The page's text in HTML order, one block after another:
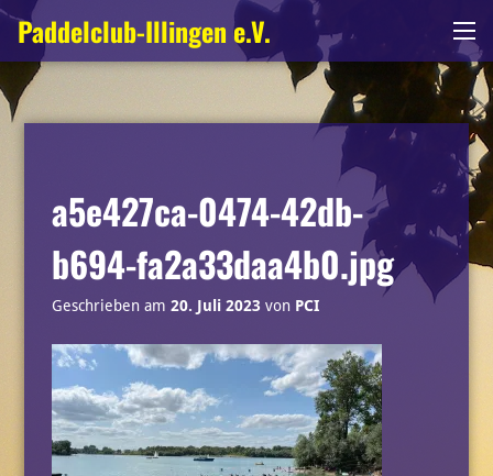
Zum
Inhalt
springen
Paddelclub-Illingen e.V.
a5e427ca-0474-42db-
b694-fa2a33daa4b0.jpg
Geschrieben am 20. Juli 2023 von PCI